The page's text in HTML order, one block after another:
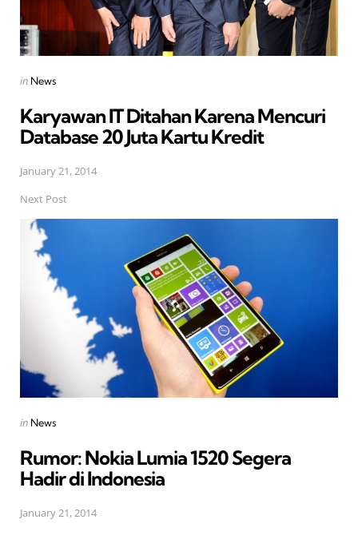
Posted
in News
Karyawan IT Ditahan Karena Mencuri
Database 20 Juta Kartu Kredit
January 21, 2014
Next Post
Posted
in News
Rumor: Nokia Lumia 1520 Segera
Hadir di Indonesia
January 21, 2014